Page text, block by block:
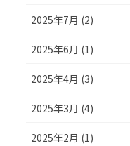
2025年7月 (2)
2025年6月 (1)
2025年4月 (3)
2025年3月 (4)
2025年2月 (1)